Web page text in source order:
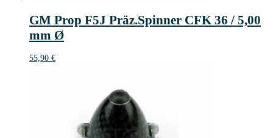
GM Prop F5J Präz.Spinner CFK 36 / 5,00
mm Ø
55,90 €